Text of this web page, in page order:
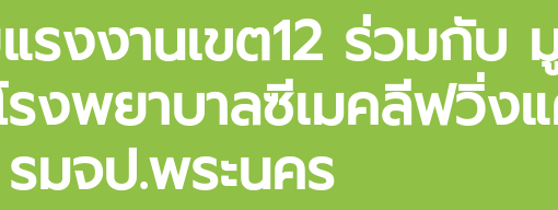
งงานเขต12 ร่วมกับ
รงพยาบาลซีเมคลีฟวิ่ง
รมจป.พระนคร